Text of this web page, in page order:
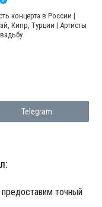
концерта в России |
Кипр, Турции | Артисты
Telegram
точный